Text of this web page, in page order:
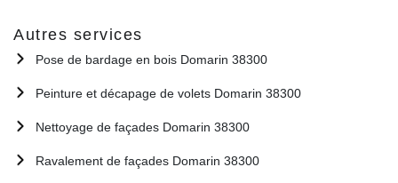
Autres services
Pose de bardage en bois Domarin 38300
Peinture et décapage de volets Domarin 38300
Nettoyage de façades Domarin 38300
Ravalement de façades Domarin 38300